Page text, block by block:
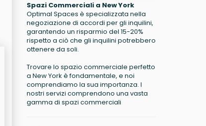
Spazi Commerciali a New York
Optimal Spaces è specializzata nella
negoziazione di accordi per gli inquilini,
garantendo un risparmio del 15-20%
rispetto a ciò che gli inquilini potrebbero
ottenere da soli.
Trovare lo spazio commerciale perfetto
a New York è fondamentale, e noi
comprendiamo la sua importanza. I
nostri servizi comprendono una vasta
gamma di spazi commerciali